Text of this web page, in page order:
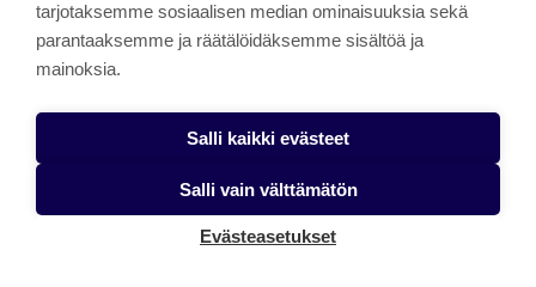
Ajatuksia motivaatiosta soitonopetuksessa
Tutkintojärjestelmän ja arvioinnin muutokset uudessa
Puhu kitaran kielillä – Improvisoinnin opettaminen
epävarmuuden vähentämiseksi
tarjotaksemme sosiaalisen median ominaisuuksia sekä
parantaaksemme ja räätälöidäksemme sisältöä ja
mainoksia.
Salli kaikki evästeet
Salli vain välttämätön
Evästeasetukset